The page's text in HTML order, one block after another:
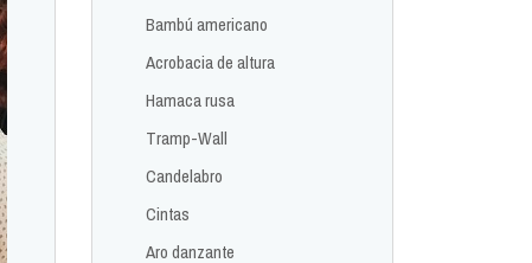
Bambú americano
Acrobacia de altura
Hamaca rusa
Tramp-Wall
Candelabro
Cintas
Aro danzante